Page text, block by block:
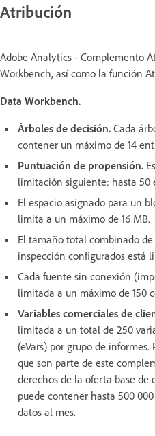
Atribución
Adobe Analytics - Complemento
Workbench, así como la función
Data Workbench.
Árboles de decisión. Cada
contener un máximo de 14
Puntuación de propensión.
limitación siguiente: hasta 50
El espacio asignado para un
limita a un máximo de 16 MB.
El tamaño total combinado
inspección configurados está
Cada fuente sin conexión
limitada a un máximo de 150
Variables comerciales de
limitada a un total de 250
(eVars) por grupo de
que son parte de este
derechos de la oferta base de
puede contener hasta 500
datos al mes.